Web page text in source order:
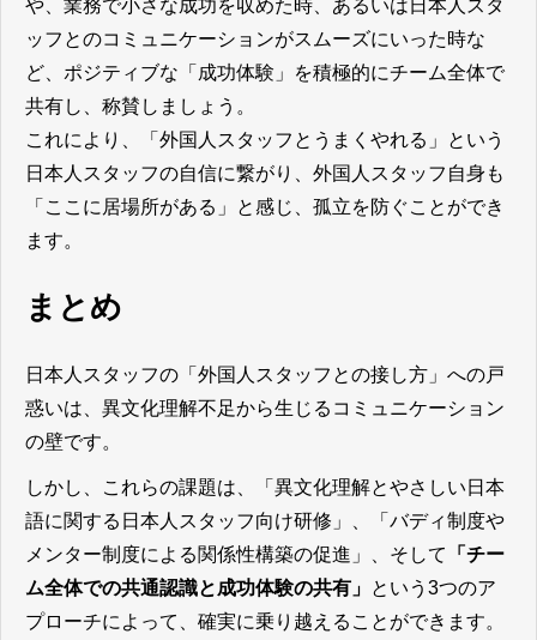
や、業務で小さな成功を収めた時、あるいは日本人スタ
ッフとのコミュニケーションがスムーズにいった時な
ど、ポジティブな「成功体験」を積極的にチーム全体で
共有し、称賛しましょう。
これにより、「外国人スタッフとうまくやれる」という
日本人スタッフの自信に繋がり、外国人スタッフ自身も
「ここに居場所がある」と感じ、孤立を防ぐことができ
ます。
まとめ
日本人スタッフの「外国人スタッフとの接し方」への戸
惑いは、異文化理解不足から生じるコミュニケーション
の壁です。
しかし、これらの課題は、「異文化理解とやさしい日本
語に関する日本人スタッフ向け研修」、「バディ制度や
メンター制度による関係性構築の促進」、そして
「チー
ム全体での共通認識と成功体験の共有」 という3つのア
プローチによって、確実に乗り越えることができます。